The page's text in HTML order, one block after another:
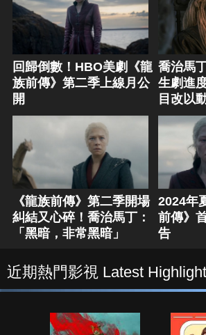
回歸倒數！HBO美劇《龍
族前傳》第二季上線月公
開
喬治馬
生劇進
目改以
《龍族前傳》第二季開場
糾結又心碎！喬治馬丁：
「黑暗，非常黑暗」
2024年
前傳》
告
近期熱門影視 Latest